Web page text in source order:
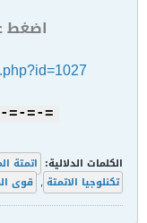
اضغط
=-=-
الكلمات الدلالية: اتمتة
تكنلوجيا الاتمتة , قوى